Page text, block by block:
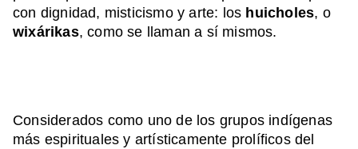
con dignidad, misticismo y arte: los huicholes, o
wixárikas, como se llaman a sí mismos.
Considerados como uno de los grupos indígenas
más espirituales y artísticamente prolíficos del